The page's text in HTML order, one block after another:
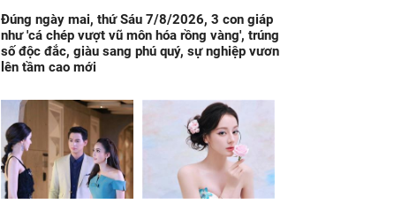
Đúng ngày mai, thứ Sáu 7/8/2026, 3 con giáp
như 'cá chép vượt vũ môn hóa rồng vàng', trúng
số độc đắc, giàu sang phú quý, sự nghiệp vươn
lên tầm cao mới